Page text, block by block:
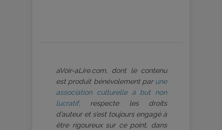
aVoir-aLire.com, dont le contenu
est produit bénévolement par une
association culturelle à but non
lucratif, respecte les droits
d’auteur et s’est toujours engagé à
être rigoureux sur ce point, dans